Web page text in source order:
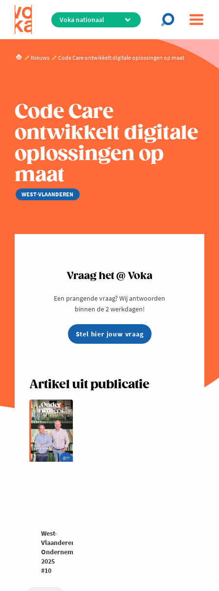
Overslaan
de
inhoud
Nieuws Code Care ontwikkelt digitale oplossingen op maat
Code Care
ontwikkelt digitale
oplossingen op
maat
WEST-VLAANDEREN
Vraag het @ Voka
Een prangende vraag? Wij antwoorden
binnen de 2 werkdagen!
Stel hier jouw vraag
Artikel uit publicatie
West-
Vlaanderen
Ondernemers
2025
#10